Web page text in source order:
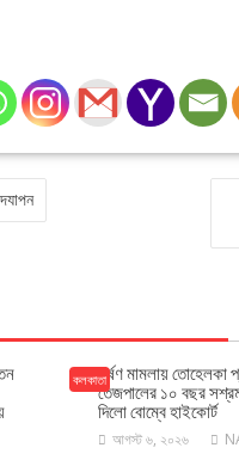
কলকাতাধর্ষণ মামলায় তোহেলকা
তেজপালের ১০ বছর
দিলো বোম্বে হাইকোর্ট
আগস্ট ৬, ২০২৬